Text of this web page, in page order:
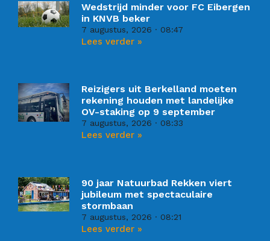
Wedstrijd minder voor FC Eibergen
in KNVB beker
7 augustus, 2026 08:47
Lees verder »
Reizigers uit Berkelland moeten
rekening houden met landelijke
OV-staking op 9 september
7 augustus, 2026 08:33
Lees verder »
90 jaar Natuurbad Rekken viert
jubileum met spectaculaire
stormbaan
7 augustus, 2026 08:21
Lees verder »